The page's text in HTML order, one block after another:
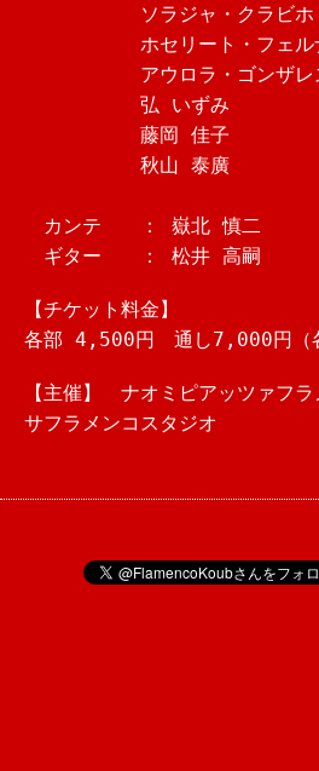
ソラジャ・クラビホ
ホセリート・フェル
アウロラ・ゴンザレ
弘 いずみ
藤岡 佳子
秋山 泰廣
カンテ ： 嶽北 慎二
ギター ： 松井 高嗣
【チケット料金】
各部 4,500円 通し7,000円（各
【主催】 ナオミピアッツァフラ
サフラメンコスタジオ